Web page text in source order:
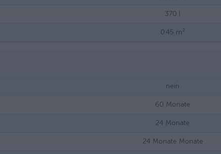
370 l
0.45 m²
nein
60 Monate
24 Monate
24 Monate Monate